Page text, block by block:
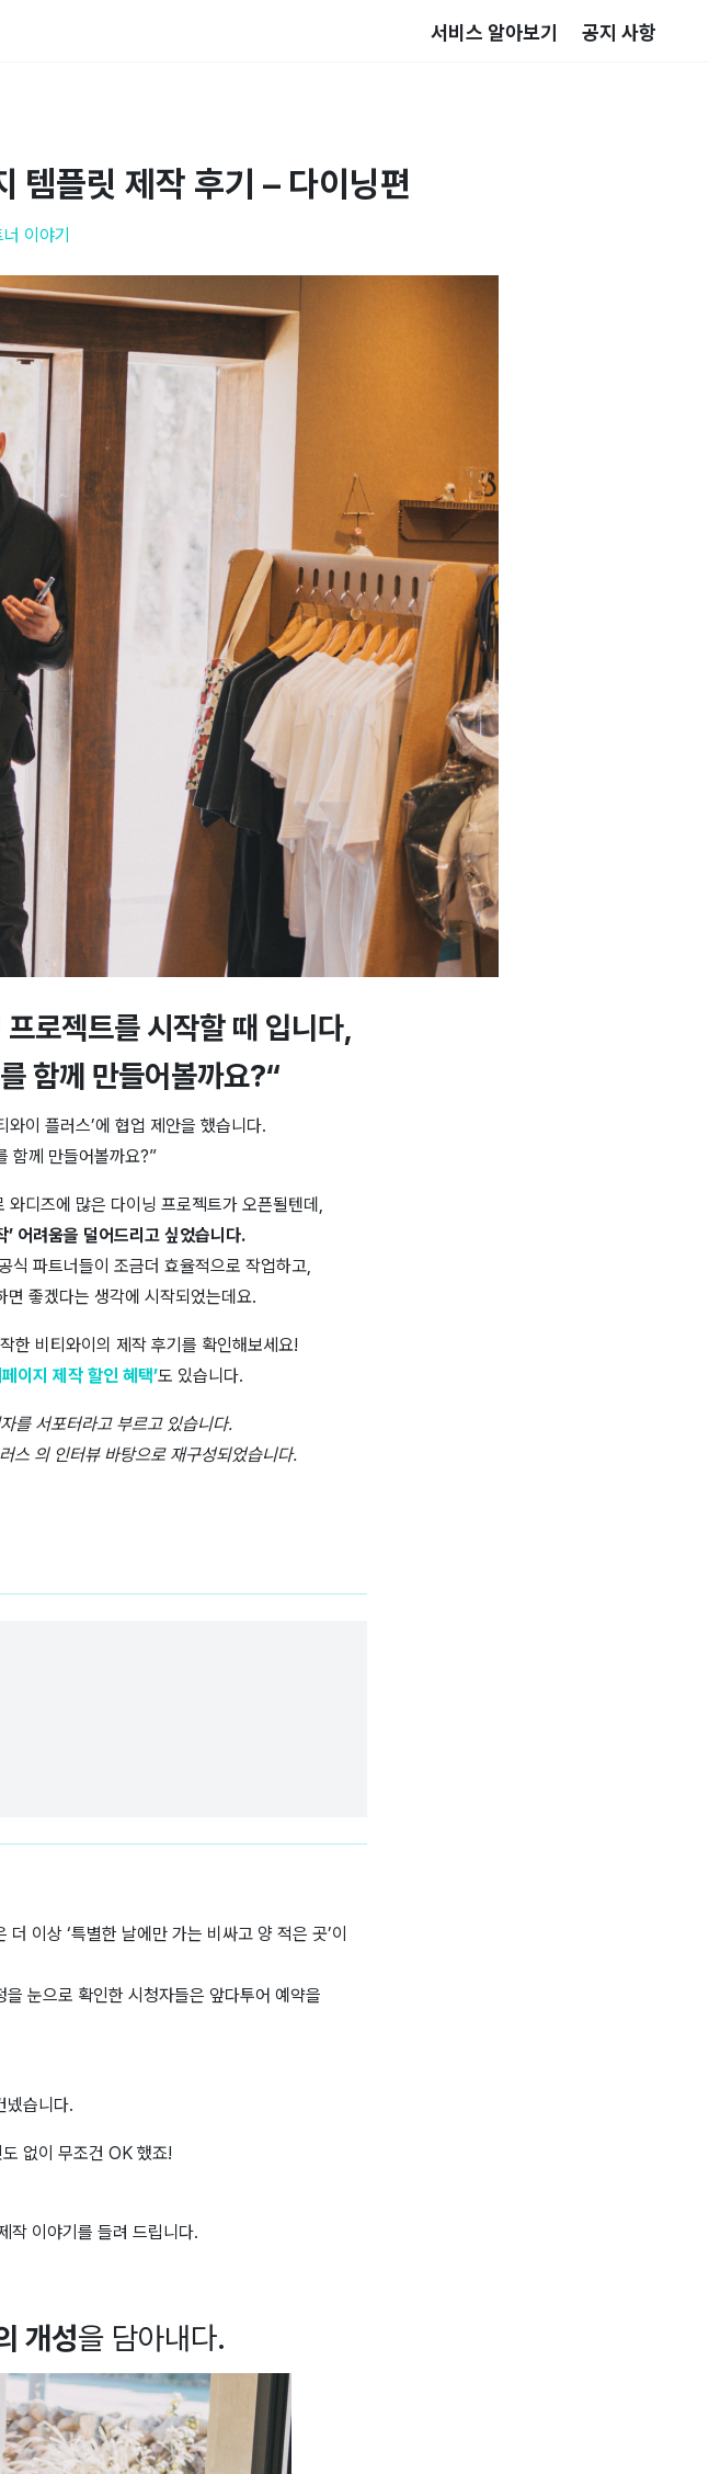
서비스 알아보기 공지 사항
템플릿 제작 후기 – 다이닝편
이야기
로젝트를 시작할 때 입니다,
함께 만들어볼까요?“
이 플러스’에 협업 제안을 했습니다.
함께 만들어볼까요?”
디즈에 많은 다이닝 프로젝트가 오픈될텐데,
어려움을 덜어드리고 싶었습니다.
식 파트너들이 조금더 효율적으로 작업하고,
좋겠다는 생각에 시작되었는데요.
한 비티와이의 제작 후기를 확인해보세요!
이지 제작 할인 혜택’도 있습니다.
를 서포터라고 부르고 있습니다.
스 의 인터뷰 바탕으로 재구성되었습니다.
이상 ‘특별한 날에만 가는 비싸고 양 적은 곳’이
눈으로 확인한 시청자들은 앞다투어 예약을
넸습니다.
없이 무조건 OK 했죠!
작 이야기를 들려 드립니다.
개성을 담아내다.